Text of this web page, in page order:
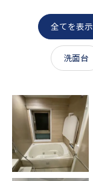
全てを表示
洗面台